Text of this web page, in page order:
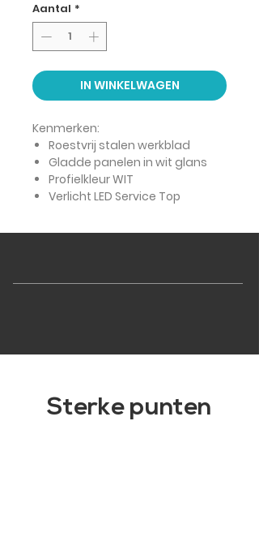
Aantal *
IN WINKELWAGEN
Kenmerken:
Roestvrij stalen werkblad
Gladde panelen in wit glans
Profielkleur WIT
Verlicht LED Service Top
Sterke punten